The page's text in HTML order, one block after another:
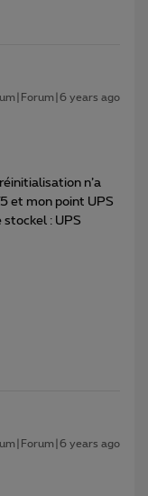
years ago
n’a
et mon point UPS
: UPS
years ago